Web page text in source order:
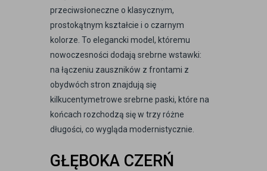
przeciwsłoneczne o klasycznym,
prostokątnym kształcie i o czarnym
kolorze. To elegancki model, któremu
nowoczesności dodają srebrne wstawki:
na łączeniu zauszników z frontami z
obydwóch stron znajdują się
kilkucentymetrowe srebrne paski, które na
końcach rozchodzą się w trzy różne
długości, co wygląda modernistycznie.
GŁĘBOKA CZERŃ